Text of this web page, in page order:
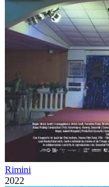
Rimini
2022